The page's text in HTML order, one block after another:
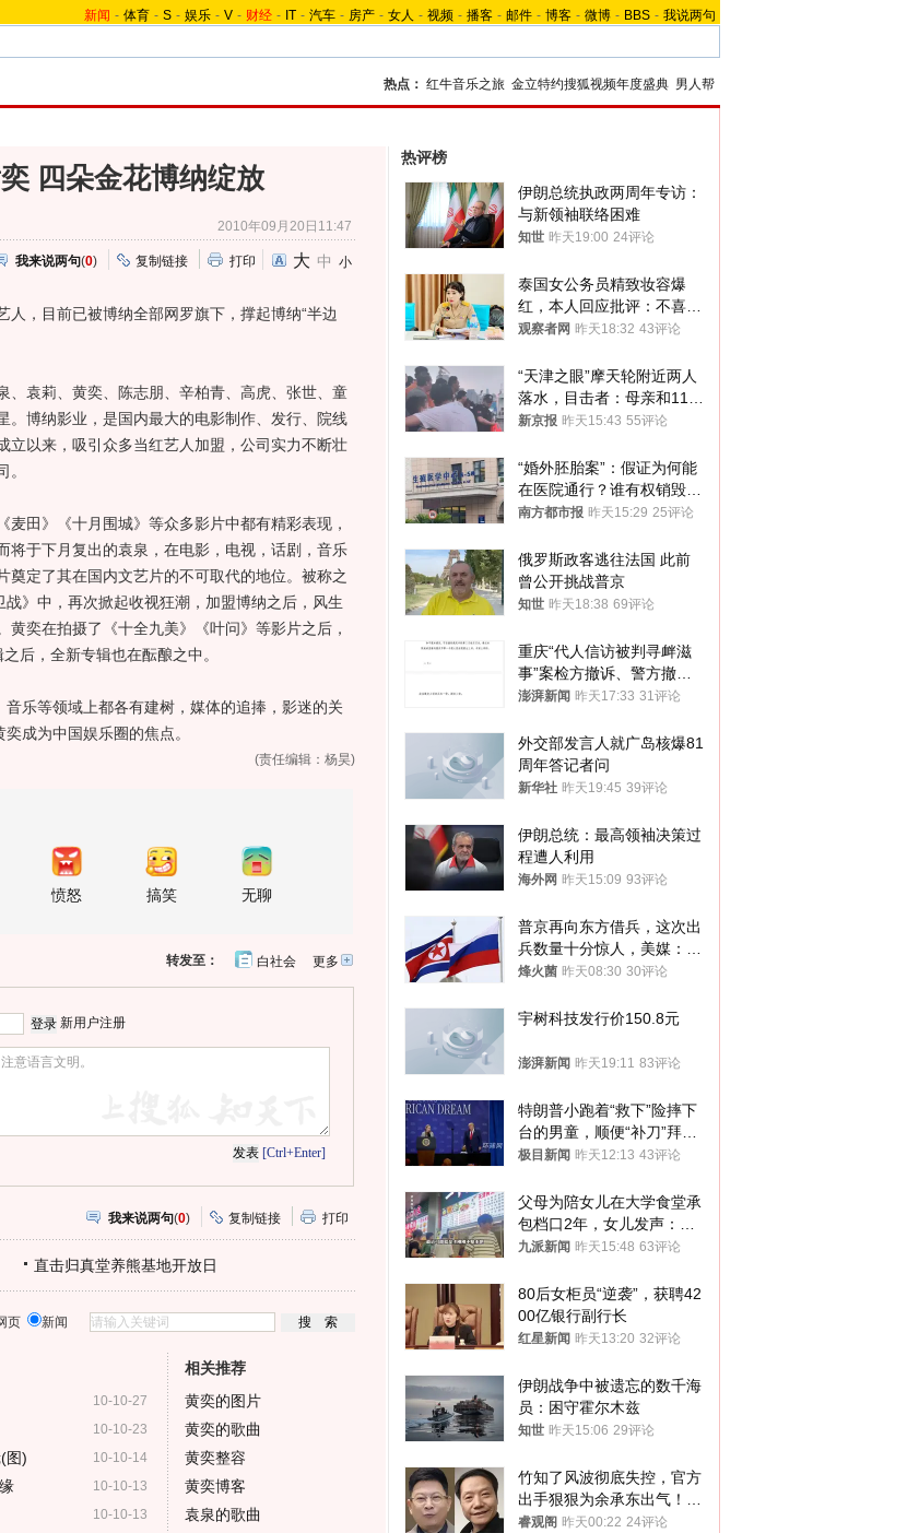
新闻 - 体育 - S - 娱乐 - V - 财经 - IT - 汽车 - 房产 - 女人 - 视频 - 播客 - 邮件 - 博客 - 微博 - BBS - 我说两句
热点： 红牛音乐之旅 金立特约搜狐视频年度盛典 男人帮
四朵金花博纳绽放
2010年09月20日11:47
我来说两句(0) 复制链接 打印 大 中 小
，目前已被博纳全部网罗旗下，撑起博纳“半边
袁莉、黄奕、陈志朋、辛柏青、高虎、张世、童
。博纳影业，是国内最大的电影制作、发行、院线
立以来，吸引众多当红艺人加盟，公司实力不断壮
田》《十月围城》等众多影片中都有精彩表现，
将于下月复出的袁泉，在电影，电视，话剧，音乐
定了其在国内文艺片的不可取代的地位。被称之
》中，再次掀起收视狂潮，加盟博纳之后，风生
奕在拍摄了《十全九美》《叶问》等影片之后，
后，全新专辑也在酝酿之中。
乐等领域上都各有建树，媒体的追捧，影迷的关
成为中国娱乐圈的焦点。
(责任编辑：杨昊)
愤怒 搞笑 无聊
更多开
转发至： 白社会
新用户注册
[Ctrl+Enter]
我来说两句(0) 复制链接 打印
直击归真堂养熊基地开放日
页 新闻
10-10-27
10-10-23
10-10-14
图)
10-10-13
10-10-13
相关推荐
黄奕的图片
黄奕的歌曲
黄奕整容
黄奕博客
袁泉的歌曲
热评榜
伊朗总统执政两周年专访：
与新领袖联络困难
知世 昨天19:00 24评论
泰国女公务员精致妆容爆
红，本人回应批评：不喜欢
就别看
观察者网 昨天18:32 43评论
“天津之眼”摩天轮附近两人
落水，目击者：母亲和11岁
儿子先后被打捞上岸
新京报 昨天15:43 55评论
“婚外胚胎案”：假证为何能
在医院通行？谁有权销毁胚
胎？
南方都市报 昨天15:29 25评论
俄罗斯政客逃往法国 此前
曾公开挑战普京
知世 昨天18:38 69评论
重庆“代人信访被判寻衅滋
事”案检方撤诉、警方撤
案，两被告人获国赔
澎湃新闻 昨天17:33 31评论
外交部发言人就广岛核爆81
周年答记者问
新华社 昨天19:45 39评论
伊朗总统：最高领袖决策过
程遭人利用
海外网 昨天15:09 93评论
普京再向东方借兵，这次出
兵数量十分惊人，美媒：俄
朝要动真格？
烽火菌 昨天08:30 30评论
宇树科技发行价150.8元
澎湃新闻 昨天19:11 83评论
特朗普小跑着“救下”险摔下
台的男童，顺便“补刀”拜
登：“我可不想他像拜登一
极目新闻 昨天12:13 43评论
父母为陪女儿在大学食堂承
包档口2年，女儿发声：初
衷是为了陪伴，毕业后将不
九派新闻 昨天15:48 63评论
80后女柜员“逆袭”，获聘42
00亿银行副行长
红星新闻 昨天13:20 32评论
伊朗战争中被遗忘的数千海
员：困守霍尔木兹
知世 昨天15:06 29评论
竹知了风波彻底失控，官方
出手狠狠为余承东出气！雷
军果然没说错
睿观阁 昨天00:22 24评论